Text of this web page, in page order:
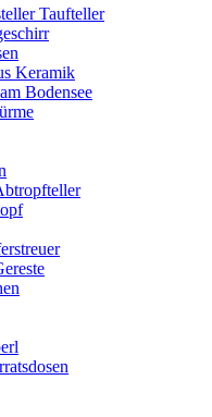
Taufteller
Keramik
Bodensee